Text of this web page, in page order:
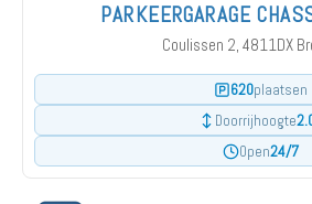
PARKEERGARAGE
Coulissen 2, 4811DX
620plaatsen
Doorrijhoogte
Open24/7